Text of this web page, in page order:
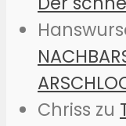
Chriss zu